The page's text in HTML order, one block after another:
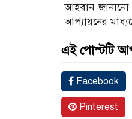
আহবান জানানো
আপ্যায়নের
এই পোস্টটি
Facebook
Pinterest